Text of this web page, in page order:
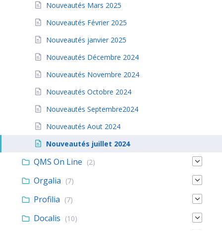
Nouveautés Mars 2025
Nouveautés Février 2025
Nouveautés janvier 2025
Nouveautés Décembre 2024
Nouveautés Novembre 2024
Nouveautés Octobre 2024
Nouveautés Septembre2024
Nouveautés Aout 2024
Nouveautés juillet 2024
QMS On Line (2)
Orgalia (7)
Profilia (7)
Docalis (10)